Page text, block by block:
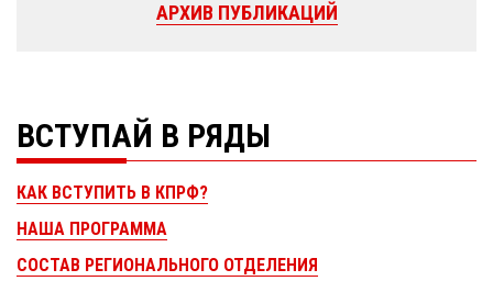
АРХИВ ПУБЛИКАЦИЙ
ВСТУПАЙ В РЯДЫ
КАК ВСТУПИТЬ В КПРФ?
НАША ПРОГРАММА
СОСТАВ РЕГИОНАЛЬНОГО ОТДЕЛЕНИЯ